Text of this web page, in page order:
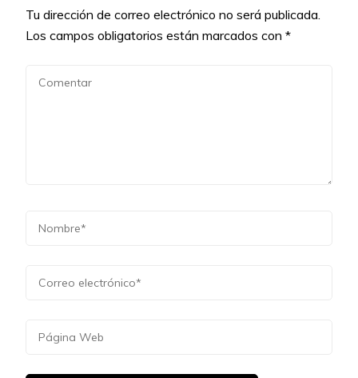
Tu dirección de correo electrónico no será publicada.
Los campos obligatorios están marcados con *